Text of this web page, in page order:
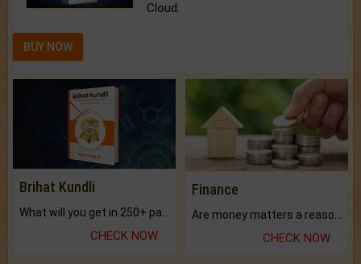
Cloud.
BUY NOW
Brihat Kundli
CHECK NOW
Finance
CHECK NOW